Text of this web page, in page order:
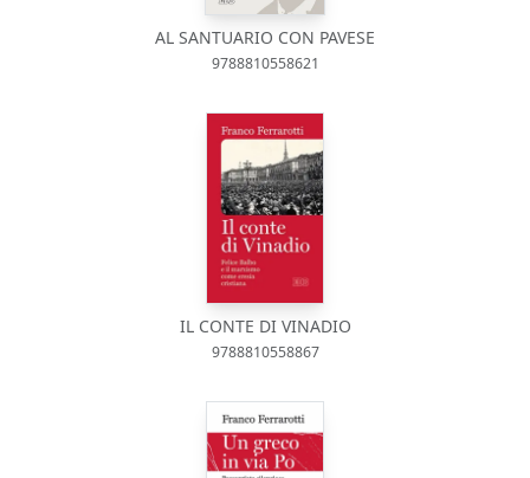
AL SANTUARIO CON PAVESE
9788810558621
IL CONTE DI VINADIO
9788810558867